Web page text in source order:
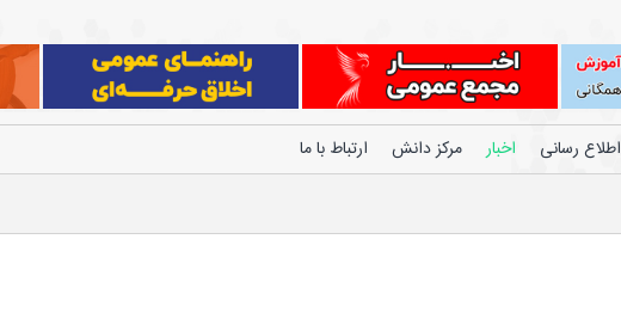
اطلاع رسانی اخبار مرکز دانش ارتباط با ما